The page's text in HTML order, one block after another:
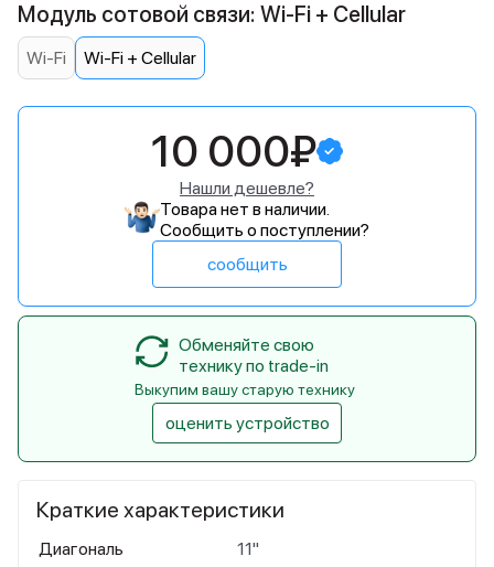
Краткие характеристики
Диагональ
11"
Модуль сотовой связи: Wi-Fi + Cellular
Wi-Fi Wi-Fi + Cellular
10 000₽
Нашли дешевле?
Товара нет в наличии.
Сообщить о поступлении?
сообщить
Обменяйте свою
технику по trade-in
Выкупим вашу старую технику
оценить устройство